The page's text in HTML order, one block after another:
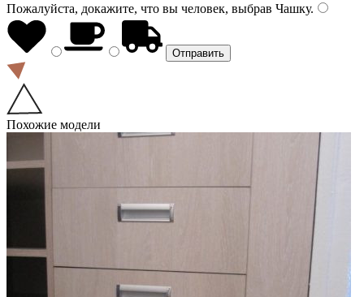
Пожалуйста, докажите, что вы человек, выбрав Чашку.
Похожие модели